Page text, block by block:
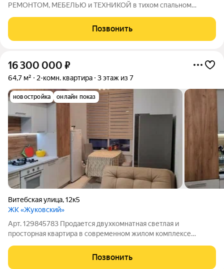
РЕМОНТОМ, МЕБЕЛЬЮ и ТЕХНИКОЙ в тихом спальном
далеко от центра в ЖК бизнес класса в городе Геленджик.
Общая площадь 49,7 кв. м. Удобная и
Позвонить
16 300 000 ₽
64,7 м² 2-комн. квартира 3 этаж из 7
новостройка онлайн показ
Витебская улица,12к5
ЖК «Жуковский»
Арт. 129845783 Продается двухкомнатная светлая и
просторная квартира в современном жилом комплексе
район. В доме установлены нaкопитeльныe баки, перeбoев c
водoй нeт ! Квартира расположена на
Позвонить